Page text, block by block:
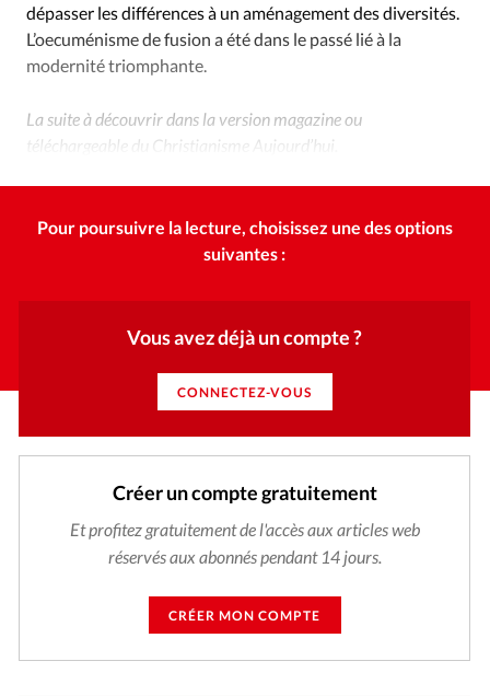
dépasser les différences à un aménagement des diversités.
L’oecuménisme de fusion a été dans le passé lié à la
modernité triomphante.
La suite à découvrir dans la version magazine ou
téléchargeable du Christianisme Aujourd’hui.
Pour poursuivre la lecture, choisissez une des options
suivantes :
Vous avez déjà un compte ?
CONNECTEZ-VOUS
Créer un compte gratuitement
Et profitez gratuitement de l'accès aux articles web
réservés aux abonnés pendant 14 jours.
CRÉER MON COMPTE